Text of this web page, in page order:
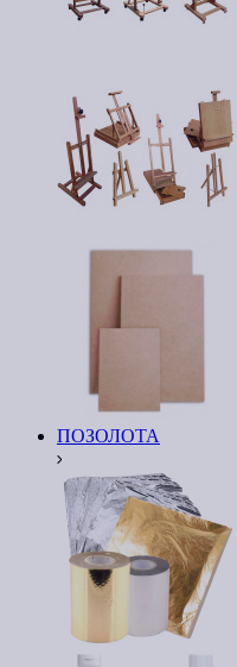
ПОЗОЛОТА